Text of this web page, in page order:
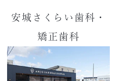
安城さくらい歯科・
矯正歯科